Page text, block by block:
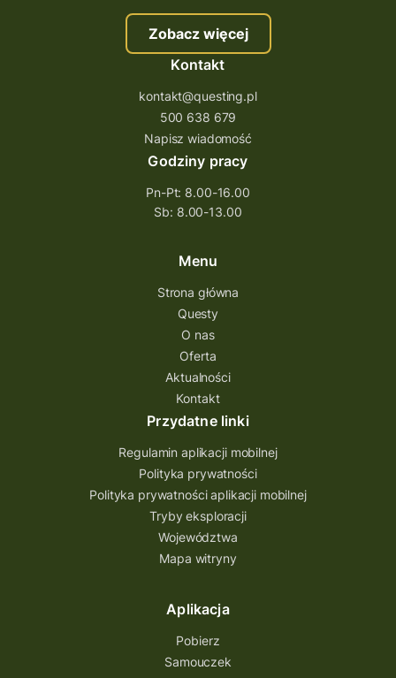
szkolenie questing
Stefan Żeromski
ścieżka
Rzeszów
questy świętokrzyskie
questujwpolsce
questuj z nami
questingwyprawa po skarb
questingowy projekt współpracy
questing wielkopolska
Questing Przecławski
Questing Łódzkie
questing gry terenowe
Quest Świętokrzyskie
quest na szlaku Przygody
Quest Bolestraszyce
Quest Arboretum
Przecław Quest
projekt
Pogórze Dynowskie
Partnerstwo Questingu
Park Etnograficzny w Tokarni
Park Etnograficzny
natura
mazowieckie
Hutniczy Ostrowiec
gry terenowe
Zobacz więcej
Kontakt
kontakt@questing.pl
500 638 679
Napisz wiadomość
Godziny pracy
Pn-Pt: 8.00-16.00
Sb: 8.00-13.00
Menu
Strona główna
Questy
O nas
Oferta
Aktualności
Kontakt
Przydatne linki
Regulamin aplikacji mobilnej
Polityka prywatności
Polityka prywatności aplikacji mobilnej
Tryby eksploracji
Województwa
Mapa witryny
Aplikacja
Pobierz
Samouczek